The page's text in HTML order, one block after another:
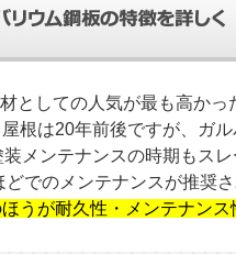
としての人気が最も高かっ
根は20年前後ですが、ガ
メンテナンスの時期もス
でのメンテナンスが推奨
うが耐久性・メンテナンス